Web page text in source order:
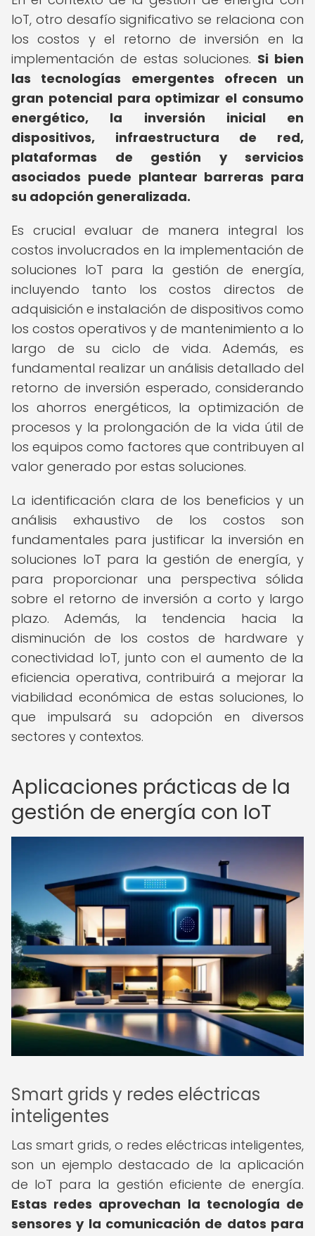
IoT, otro desafío significativo se relaciona con
los costos y el retorno de inversión en la
implementación de estas soluciones. Si bien
las tecnologías emergentes ofrecen un
gran potencial para optimizar el consumo
energético, la inversión inicial en
dispositivos, infraestructura de red,
plataformas de gestión y servicios
asociados puede plantear barreras para
su adopción generalizada.
Es crucial evaluar de manera integral los
costos involucrados en la implementación de
soluciones IoT para la gestión de energía,
incluyendo tanto los costos directos de
adquisición e instalación de dispositivos como
los costos operativos y de mantenimiento a lo
largo de su ciclo de vida. Además, es
fundamental realizar un análisis detallado del
retorno de inversión esperado, considerando
los ahorros energéticos, la optimización de
procesos y la prolongación de la vida útil de
los equipos como factores que contribuyen al
valor generado por estas soluciones.
La identificación clara de los beneficios y un
análisis exhaustivo de los costos son
fundamentales para justificar la inversión en
soluciones IoT para la gestión de energía, y
para proporcionar una perspectiva sólida
sobre el retorno de inversión a corto y largo
plazo. Además, la tendencia hacia la
disminución de los costos de hardware y
conectividad IoT, junto con el aumento de la
eficiencia operativa, contribuirá a mejorar la
viabilidad económica de estas soluciones, lo
que impulsará su adopción en diversos
sectores y contextos.
Aplicaciones prácticas de la
gestión de energía con IoT
Smart grids y redes eléctricas
inteligentes
Las smart grids, o redes eléctricas inteligentes,
son un ejemplo destacado de la aplicación
de IoT para la gestión eficiente de energía.
Estas redes aprovechan la tecnología de
sensores y la comunicación de datos para